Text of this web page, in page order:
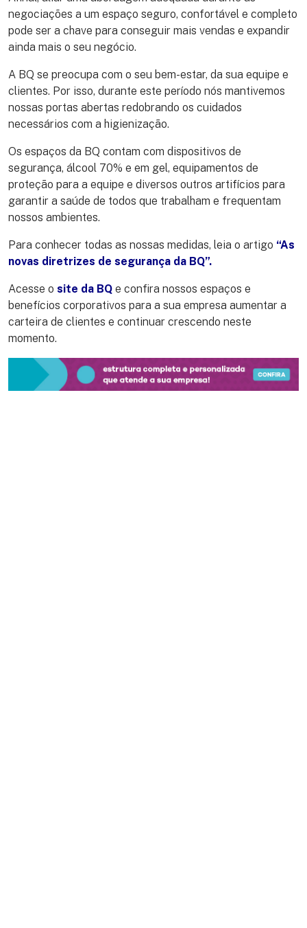
negociações a um espaço seguro, confortável e completo
pode ser a chave para conseguir mais vendas e expandir
ainda mais o seu negócio.
A BQ se preocupa com o seu bem-estar, da sua equipe e
clientes. Por isso, durante este período nós mantivemos
nossas portas abertas redobrando os cuidados
necessários com a higienização.
Os espaços da BQ contam com dispositivos de
segurança, álcool 70% e em gel, equipamentos de
proteção para a equipe e diversos outros artifícios para
garantir a saúde de todos que trabalham e frequentam
nossos ambientes.
Para conhecer todas as nossas medidas, leia o artigo “As
novas diretrizes de segurança da BQ”.
Acesse o site da BQ e confira nossos espaços e
benefícios corporativos para a sua empresa aumentar a
carteira de clientes e continuar crescendo neste
momento.